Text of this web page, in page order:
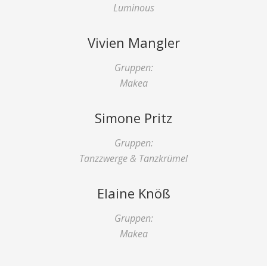
Luminous
Vivien Mangler
Gruppen:
Makea
Simone Pritz
Gruppen:
Tanzzwerge & Tanzkrümel
Elaine Knöß
Gruppen:
Makea